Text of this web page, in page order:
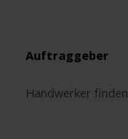
Auftraggeber
Handwerker finden